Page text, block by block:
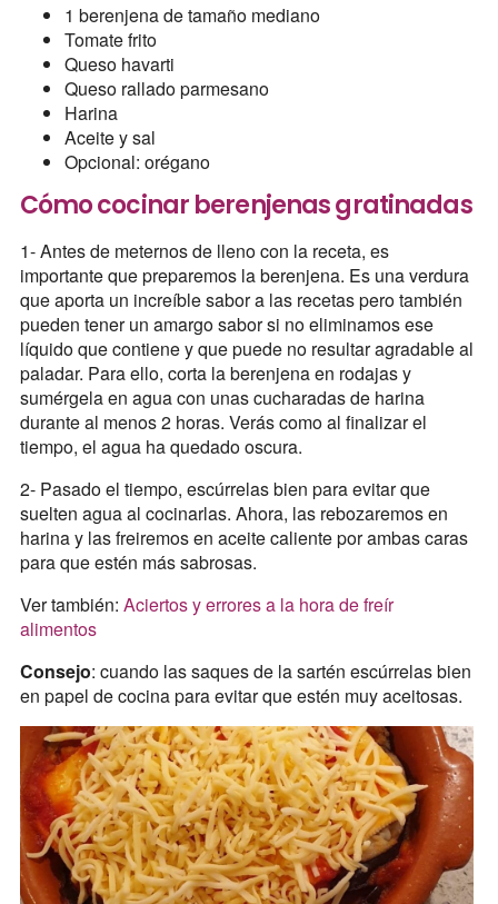
1 berenjena de tamaño mediano
Tomate frito
Queso havarti
Queso rallado parmesano
Harina
Aceite y sal
Opcional: orégano
Cómo cocinar berenjenas gratinadas
1- Antes de meternos de lleno con la receta, es
importante que preparemos la berenjena. Es una verdura
que aporta un increíble sabor a las recetas pero también
pueden tener un amargo sabor si no eliminamos ese
líquido que contiene y que puede no resultar agradable al
paladar. Para ello, corta la berenjena en rodajas y
sumérgela en agua con unas cucharadas de harina
durante al menos 2 horas. Verás como al finalizar el
tiempo, el agua ha quedado oscura.
2- Pasado el tiempo, escúrrelas bien para evitar que
suelten agua al cocinarlas. Ahora, las rebozaremos en
harina y las freiremos en aceite caliente por ambas caras
para que estén más sabrosas.
Ver también: Aciertos y errores a la hora de freír
alimentos
Consejo: cuando las saques de la sartén escúrrelas bien
en papel de cocina para evitar que estén muy aceitosas.